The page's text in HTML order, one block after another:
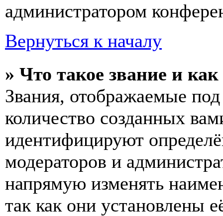
администратором
Вернуться к началу
» Что такое звание и
Звания, отображаемые
количество созданных
идентифицируют
модераторов и
напрямую изменять
так как они установлены